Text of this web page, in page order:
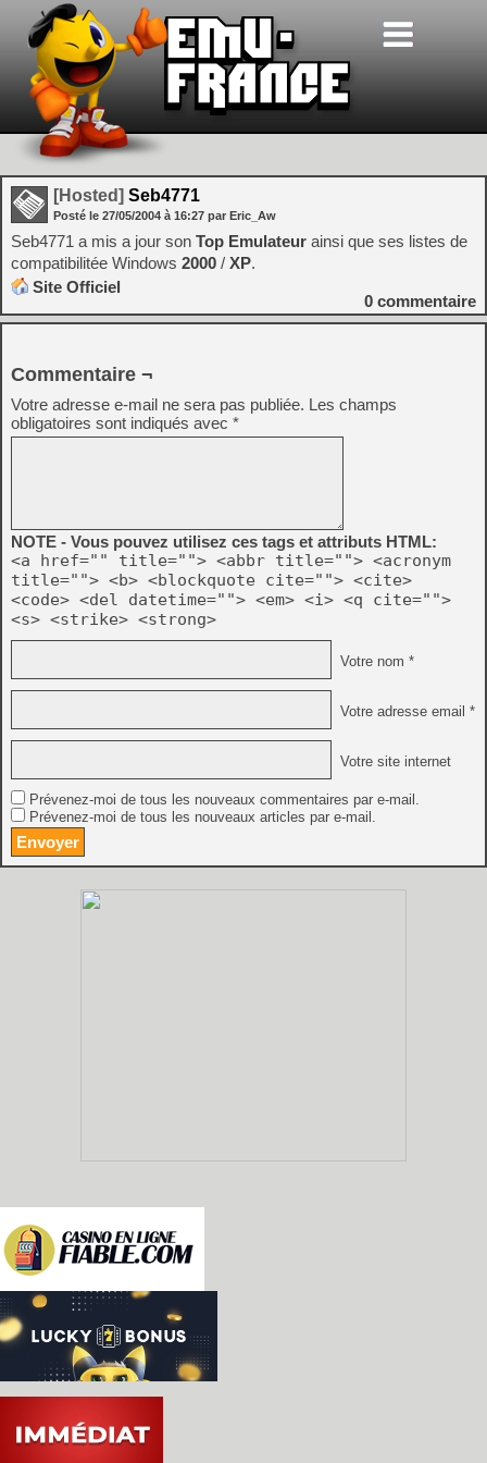
[Hosted] Seb4771
Posté le 27/05/2004 à 16:27 par Eric_Aw
Seb4771 a mis a jour son Top Emulateur ainsi que ses listes de
compatibilitée Windows 2000 / XP.
Site Officiel
0 commentaire
Commentaire ¬
Votre adresse e-mail ne sera pas publiée. Les champs
obligatoires sont indiqués avec *
NOTE - Vous pouvez utilisez ces tags et attributs HTML:
<a href="" title=""> <abbr title=""> <acronym
title=""> <b> <blockquote cite=""> <cite>
<code> <del datetime=""> <em> <i> <q cite="">
<s> <strike> <strong>
Votre nom *
Votre adresse email *
Votre site internet
Prévenez-moi de tous les nouveaux commentaires par e-mail.
Prévenez-moi de tous les nouveaux articles par e-mail.